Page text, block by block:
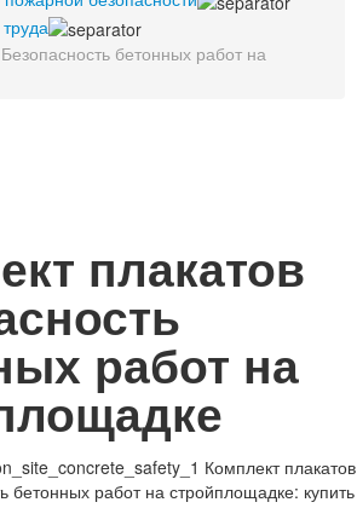
ОП
ОУ
бетонных работ на
плакатов
работ на